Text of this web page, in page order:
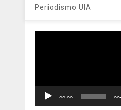
Periodismo UIA
00:00